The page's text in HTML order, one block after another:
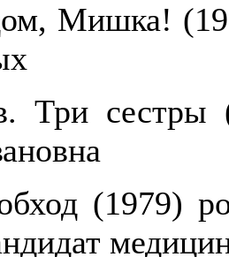
Мишка!
Три сестры
(1979)